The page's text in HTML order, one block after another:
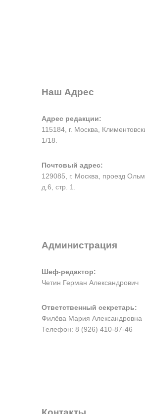
Наш Адрес
Адрес редакции:
115184, г. Москва,
1/18.
Почтовый адрес:
129085, г. Москва, проезд
д.6, стр. 1.
Администрация
Шеф-редактор:
Четин Герман Александрович
Ответственный секретарь:
Филёва Мария Александровна
Телефон: 8 (926) 410-87-46